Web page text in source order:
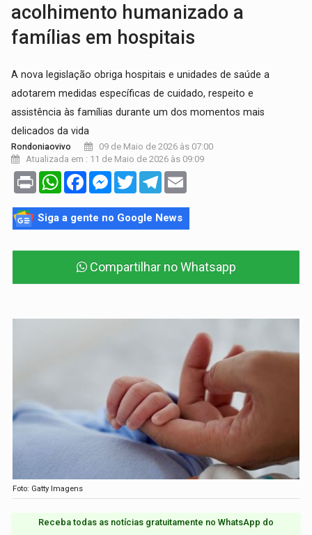
acolhimento humanizado a
famílias em hospitais
A nova legislação obriga hospitais e unidades de saúde a
adotarem medidas específicas de cuidado, respeito e
assistência às famílias durante um dos momentos mais
delicados da vida
Rondoniaovivo
09 de Maio de 2026 às 07:00
Atualizada em : 11 de Maio de 2026 às 09:09
Print WhatsAppFacebookMessenger
TwitterTelegram
Siga a gente no Google News
Compartilhar no Whatsapp
Foto: Gatty Imagens
Receba todas as notícias gratuitamente no WhatsApp do